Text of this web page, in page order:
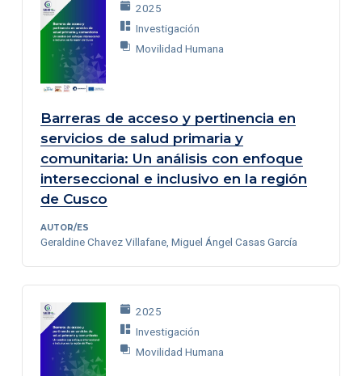
2025
Investigación
Movilidad Humana
Barreras de acceso y pertinencia en
servicios de salud primaria y
comunitaria: Un análisis con enfoque
interseccional e inclusivo en la región
de Cusco
AUTOR/ES
Geraldine Chavez Villafane, Miguel Ángel Casas García
2025
Investigación
Movilidad Humana